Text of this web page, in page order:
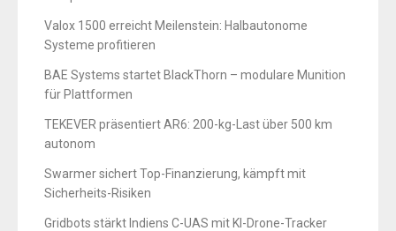
Valox 1500 erreicht Meilenstein: Halbautonome
Systeme profitieren
BAE Systems startet BlackThorn – modulare Munition
für Plattformen
TEKEVER präsentiert AR6: 200-kg-Last über 500 km
autonom
Swarmer sichert Top-Finanzierung, kämpft mit
Sicherheits-Risiken
Gridbots stärkt Indiens C-UAS mit KI-Drone-Tracker